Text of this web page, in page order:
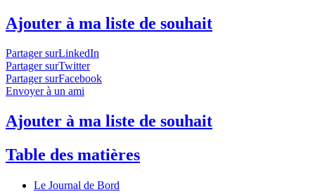
Ajouter à ma liste de souhait
Partager surLinkedIn
Partager surTwitter
Partager surFacebook
Envoyer à un ami
Ajouter à ma liste de souhait
Table des matières
Le Journal de Bord